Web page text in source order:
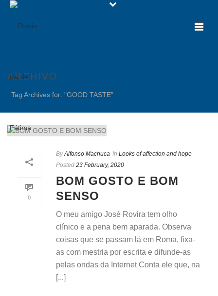
ARCHIVO
Tag Archives for: "GOOD TASTE"
0
By Alfonso Machuca In Looks of affection and hope
Posted 23 February, 2020
BOM GOSTO E BOM
SENSO
O meu amigo José Rovira tem olho
clínico e a pena bem aparada. Observa
coisas que se passam lá em Roma, fixa-
as com mestria por escrita e difunde-as
pelas ondas da Internet Conta ele que, na
[...]